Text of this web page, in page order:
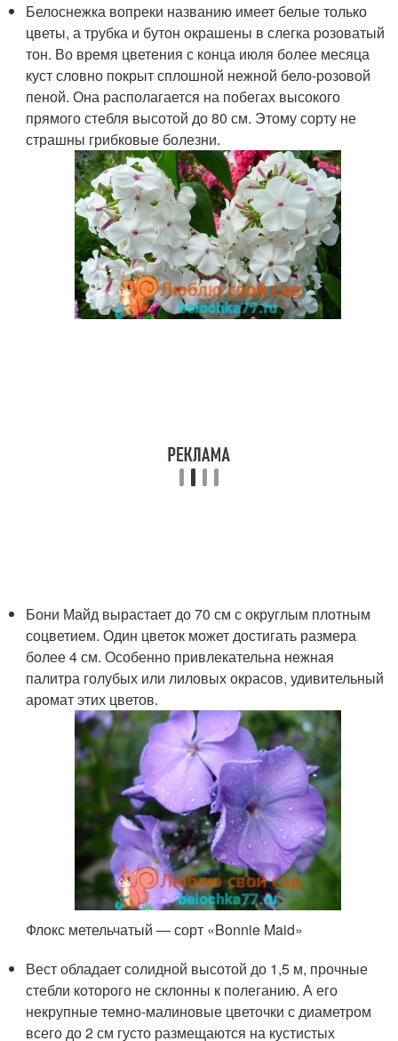
Белоснежка вопреки названию имеет белые только
цветы, а трубка и бутон окрашены в слегка розоватый
тон. Во время цветения с конца июля более месяца
куст словно покрыт сплошной нежной бело-розовой
пеной. Она располагается на побегах высокого
прямого стебля высотой до 80 см. Этому сорту не
страшны грибковые болезни.
Бони Майд вырастает до 70 см с округлым плотным
соцветием. Один цветок может достигать размера
более 4 см. Особенно привлекательна нежная
палитра голубых или лиловых окрасов, удивительный
аромат этих цветов.
Флокс метельчатый — сорт «Bonnie Maid»
Вест обладает солидной высотой до 1,5 м, прочные
стебли которого не склонны к полеганию. А его
некрупные темно-малиновые цветочки с диаметром
всего до 2 см густо размещаются на кустистых